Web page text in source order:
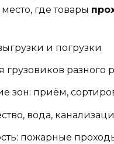
где товары
и погрузки
грузовиков разного
зон: приём,
вода,
пожарные